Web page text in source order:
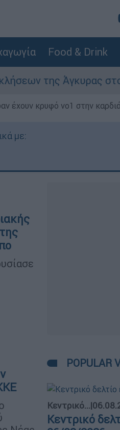
Food & Drink
στο Αιγαίο:
έχουν κρυφό νο1 στην
με:
POPULAR
Κεντρικό...|
Κεντρικό